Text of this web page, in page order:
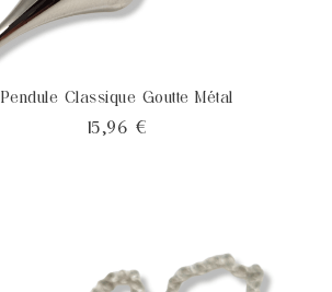
Pendule Classique Goutte Métal
15,96 €